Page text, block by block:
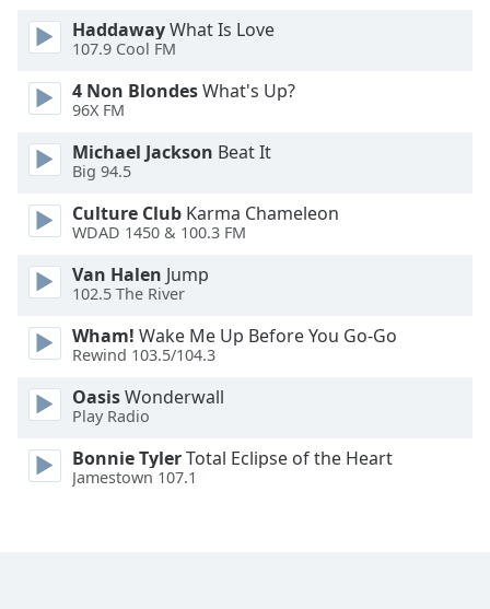
Reset
Close
Modal
dialog
window.
HaddawayWhat Is Love
107.9 Cool FM
4 Non BlondesWhat's Up?
96X FM
Michael Jackson Beat It
Big 94.5
Culture Club Karma Chameleon
WDAD 1450 & 100.3 FM
Van Halen Jump
102.5 The River
Wham! Wake Me Up Before You Go-Go
Rewind 103.5/104.3
OasisWonderwall
Play Radio
Bonnie TylerTotal Eclipse of the Heart
Jamestown 107.1